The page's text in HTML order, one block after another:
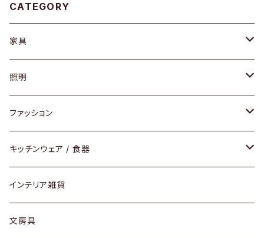
CATEGORY
家具
ソファ / ベンチ
チェア / スツール
ダイニングセット / ダイニングテーブル
ローテーブル / サイドテーブル
デスク / コンソール
照明
ペンダントライト
テーブルランプ / デスクスタンド
フロアライト
ファッション
アクセサリー
リング
ピアス / イヤリング
財布
バッグ
キッチンウェア / 食器
グラス / タンブラー
カップ / マグ
インテリア雑貨
文房具